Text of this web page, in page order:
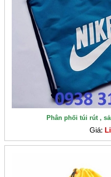
Phân phối túi rút ,
Giá: